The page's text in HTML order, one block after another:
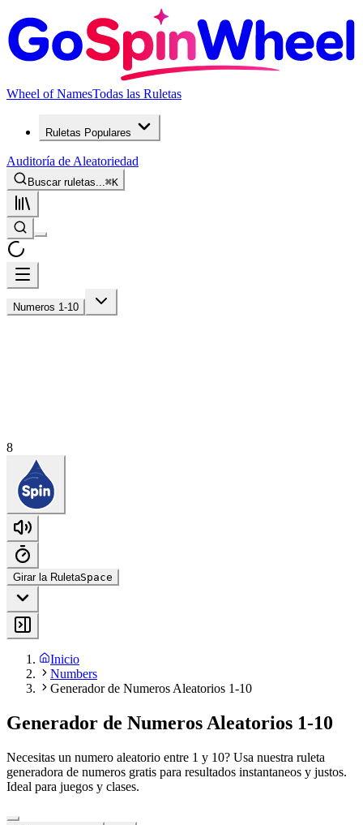
Wheel of NamesTodas las Ruletas
Ruletas Populares
Auditoría de Aleatoriedad
Buscar ruletas... ⌘K
Numeros 1-10
8
Girar la RuletaSpace
Inicio
Numbers
Generador de Numeros Aleatorios 1-10
Generador de Numeros Aleatorios 1-10
Necesitas un numero aleatorio entre 1 y 10? Usa nuestra ruleta
generadora de numeros gratis para resultados instantaneos y justos.
Ideal para juegos y clases.